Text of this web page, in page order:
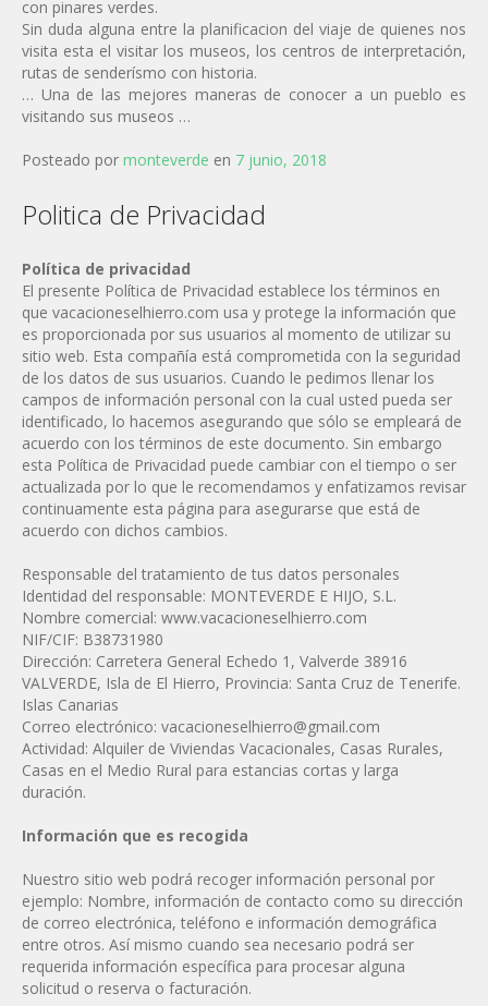
con pinares verdes.
Sin duda alguna entre la planificacion del viaje de quienes nos
visita esta el visitar los museos, los centros de interpretación,
rutas de senderísmo con historia.
… Una de las mejores maneras de conocer a un pueblo es
visitando sus museos …
Posteado por monteverde en 7 junio, 2018
Politica de Privacidad
Política de privacidad
El presente Política de Privacidad establece los términos en
que vacacioneselhierro.com usa y protege la información que
es proporcionada por sus usuarios al momento de utilizar su
sitio web. Esta compañía está comprometida con la seguridad
de los datos de sus usuarios. Cuando le pedimos llenar los
campos de información personal con la cual usted pueda ser
identificado, lo hacemos asegurando que sólo se empleará de
acuerdo con los términos de este documento. Sin embargo
esta Política de Privacidad puede cambiar con el tiempo o ser
actualizada por lo que le recomendamos y enfatizamos revisar
continuamente esta página para asegurarse que está de
acuerdo con dichos cambios.
Responsable del tratamiento de tus datos personales
Identidad del responsable: MONTEVERDE E HIJO, S.L.
Nombre comercial: www.vacacioneselhierro.com
NIF/CIF: B38731980
Dirección: Carretera General Echedo 1, Valverde 38916
VALVERDE, Isla de El Hierro, Provincia: Santa Cruz de Tenerife.
Islas Canarias
Correo electrónico: vacacioneselhierro@gmail.com
Actividad: Alquiler de Viviendas Vacacionales, Casas Rurales,
Casas en el Medio Rural para estancias cortas y larga
duración.
Información que es recogida
Nuestro sitio web podrá recoger información personal por
ejemplo: Nombre, información de contacto como su dirección
de correo electrónica, teléfono e información demográfica
entre otros. Así mismo cuando sea necesario podrá ser
requerida información específica para procesar alguna
solicitud o reserva o facturación.